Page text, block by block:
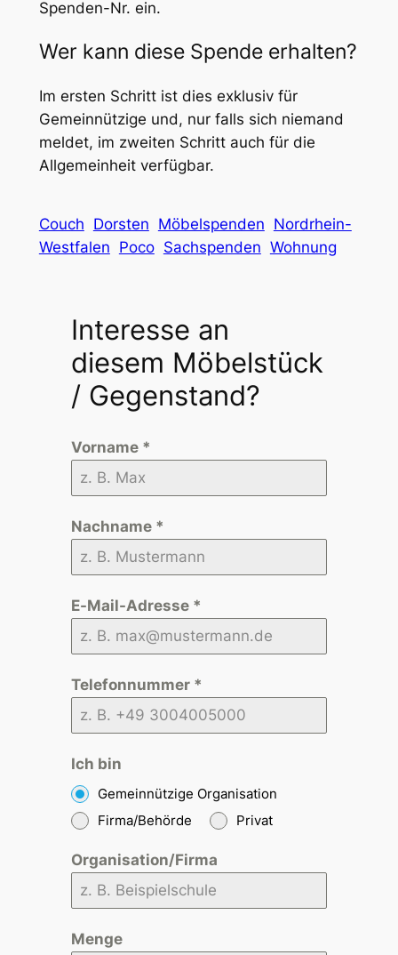
Spenden-Nr. ein.
Wer kann diese Spende erhalten?
Im ersten Schritt ist dies exklusiv für
Gemeinnützige und, nur falls sich niemand
meldet, im zweiten Schritt auch für die
Allgemeinheit verfügbar.
Couch Dorsten Möbelspenden Nordrhein-
Westfalen Poco Sachspenden Wohnung
Interesse an
diesem Möbelstück
/ Gegenstand?
Vorname *
Nachname *
E-Mail-Adresse *
Telefonnummer *
Ich bin
Gemeinnützige Organisation
Firma/Behörde
Privat
Organisation/Firma
Menge